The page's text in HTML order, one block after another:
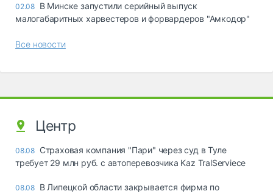
02.08 В Минске запустили серийный выпуск
малогабаритных харвестеров и форвардеров "Амкодор"
Все новости
Центр
08.08 Страховая компания "Пари" через суд в Туле
требует 29 млн руб. с автоперевозчика Kaz TralServiece
08.08 В Липецкой области закрывается фирма по